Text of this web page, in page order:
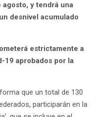
y tendrá una
desnivel acumulado
estrictamente a
19 aprobados por la
que un total de 130
participarán en la